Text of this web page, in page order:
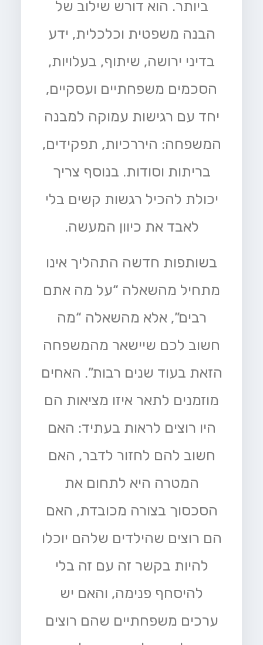
ביותר. הוא דורש שילוב של
הבנה משפטית וכלכלית, ידע
בדיני ירושה, שיתוף, בעלויות,
הסכמים משפחתיים ועסקיים,
יחד עם רגישות עמוקה למבנה
המשפחה: היררכיות, תפקידים,
בריתות וסודות. בנוסף צריך
יכולת להכיל רגשות קשים בלי
לאבד את כיוון המעשה.
בשותפות חדשה התהליך אינו
מתחיל מהשאלה “על מה אתם
רבים”, אלא מהשאלה “מה
חשוב לכם שיישאר מהמשפחה
הזאת בעוד שנים רבות”. האחים
מוזמנים לתאר איזו מציאות הם
היו רוצים לראות בעתיד: האם
חשוב להם לחזור לדבר, האם
המטרה היא לתחום את
הסכסוך בצורה מכובדת, האם
הם רוצים שהילדים שלהם יוכלו
להיות בקשר זה עם זה בלי
להיסחף פנימה, והאם יש
ערכים משפחתיים שהם רוצים